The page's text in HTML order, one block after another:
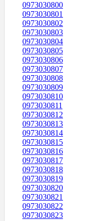
0973030800
0973030801
0973030802
0973030803
0973030804
0973030805
0973030806
0973030807
0973030808
0973030809
0973030810
0973030811
0973030812
0973030813
0973030814
0973030815
0973030816
0973030817
0973030818
0973030819
0973030820
0973030821
0973030822
0973030823